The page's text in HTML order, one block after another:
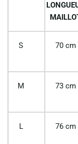
S 70 cm
M 73 cm
L 76 cm